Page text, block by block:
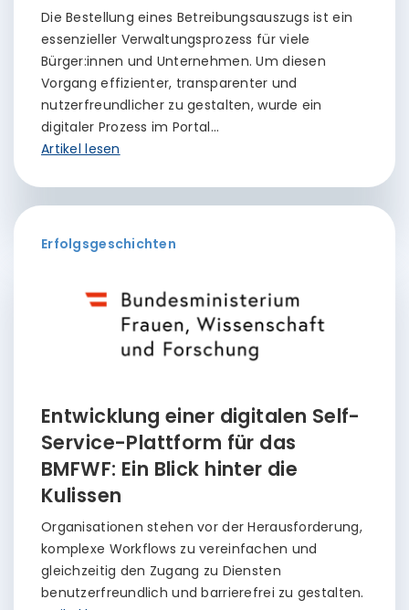
Die Bestellung eines Betreibungsauszugs ist ein
essenzieller Verwaltungsprozess für viele
Bürger:innen und Unternehmen. Um diesen
Vorgang effizienter, transparenter und
nutzerfreundlicher zu gestalten, wurde ein
digitaler Prozess im Portal…
Artikel lesen
Erfolgsgeschichten
Entwicklung einer digitalen Self-
Service-Plattform für das
BMFWF: Ein Blick hinter die
Kulissen
Organisationen stehen vor der Herausforderung,
komplexe Workflows zu vereinfachen und
gleichzeitig den Zugang zu Diensten
benutzerfreundlich und barrierefrei zu gestalten.